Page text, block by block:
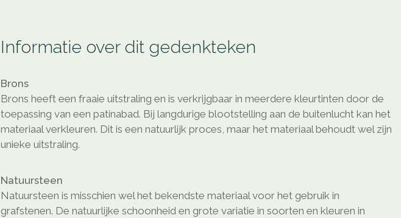
Informatie over dit gedenkteken
Brons
Brons heeft een fraaie uitstraling en is verkrijgbaar in meerdere kleurtinten door de
toepassing van een patinabad. Bij langdurige blootstelling aan de buitenlucht kan het
materiaal verkleuren. Dit is een natuurlijk proces, maar het materiaal behoudt wel zijn
unieke uitstraling.
Natuursteen
Natuursteen is misschien wel het bekendste materiaal voor het gebruik in
grafstenen. De natuurlijke schoonheid en grote variatie in soorten en kleuren in